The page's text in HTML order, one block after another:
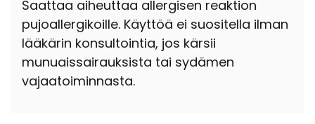
Saattaa aiheuttaa allergisen reaktion
pujoallergikoille. Käyttöä ei suositella ilman
lääkärin konsultointia, jos kärsii
munuaissairauksista tai sydämen
vajaatoiminnasta.